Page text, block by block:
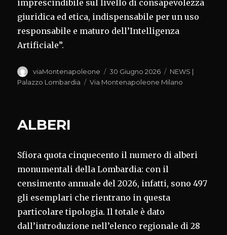
imprescindibile sul livello di consapevolezza
giuridica ed etica, indispensabile per un uso
responsabile e maturo dell’Intelligenza
Artificiale”.
Autore
viaMontenapoleone
Pubblicato
il
30 Giugno 2026 Categorie
NEWS |
Palazzo Lombardia
Tag
Via Montenapoleone Milano
ALBERI
Sfiora quota cinquecento il numero di alberi
monumentali della Lombardia: con il
censimento annuale del 2026, infatti, sono 497
gli esemplari che rientrano in questa
particolare tipologia. Il totale è dato
dall’introduzione nell’elenco regionale di 28